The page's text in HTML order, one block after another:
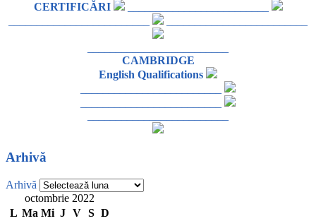
CERTIFICĂRI
_________________________
CAMBRIDGE
English Qualifications
Arhivă
Arhivă
octombrie 2022
L Ma Mi J V S D